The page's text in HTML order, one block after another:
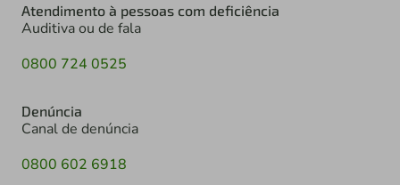
Atendimento à pessoas com deficiência
Auditiva ou de fala
0800 724 0525
Denúncia
Canal de denúncia
0800 602 6918